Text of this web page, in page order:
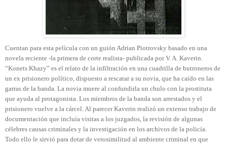
Cuentan para esta película con un guión Adrian Piotrovsky basado en una
novela reciente -la primera de corte realista- publicada por V. A. Kaverin.
“Konets Khazy” es el relato de la infiltración en una cuadrilla de butroneros de
un ex prisionero político, dispuesto a rescatar a su novia, que ha caído en las
garras de la banda. La novia muere al confundirla un chulo con la prostituta
que ayuda al protagonista. Los miembros de la banda son arrestados y el
prisionero vuelve a la cárcel. Al parecer Kaverin realizó un extenso trabajo de
documentación que incluía visitas a los juzgados, la revisión de algunas
célebres causas criminales y la investigación en los archivos de la policía.
Todo ello le sirvió para dotar de verosimilitud al ambiente criminal en que